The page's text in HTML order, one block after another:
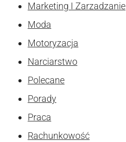
Marketing I Zarzadzanie
Moda
Motoryzacja
Narciarstwo
Polecane
Porady
Praca
Rachunkowość